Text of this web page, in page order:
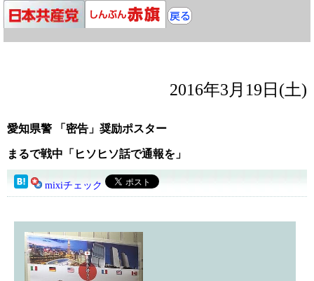
2016年3月19日(土)
愛知県警 「密告」奨励ポスター
まるで戦中「ヒソヒソ話で通報を」
mixiチェック